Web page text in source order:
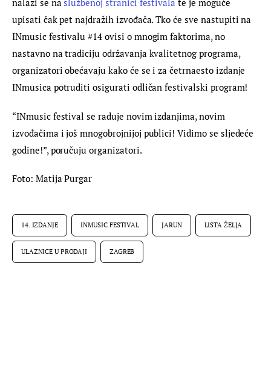
nalazi se na službenoj stranici festivala te je moguće
upisati čak pet najdražih izvođača. Tko će sve nastupiti na
INmusic festivalu #14 ovisi o mnogim faktorima, no
nastavno na tradiciju održavanja kvalitetnog programa,
organizatori obećavaju kako će se i za četrnaesto izdanje
INmusica potruditi osigurati odličan festivalski program!
“INmusic festival se raduje novim izdanjima, novim
izvođačima i još mnogobrojnijoj publici! Vidimo se sljedeće
godine!”, poručuju organizatori.
Foto: Matija Purgar
14. IZDANJE INMUSIC FESTIVAL JARUN LISTA ŽELJA
ULAZNICE U PRODAJI ZAGREB